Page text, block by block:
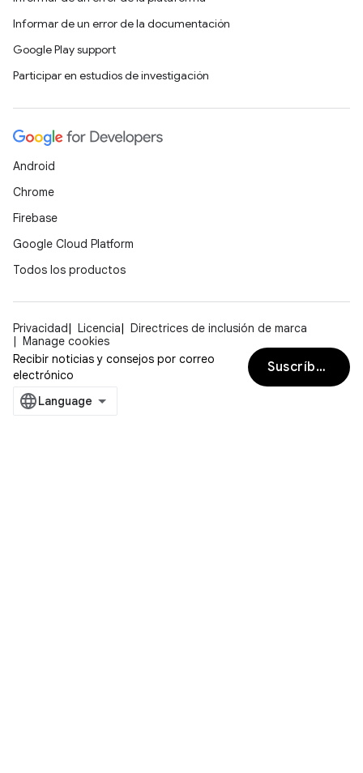
Informar de un error de la documentación
Google Play support
Participar en estudios de investigación
Android
Chrome
Firebase
Google Cloud Platform
Todos los productos
Privacidad Licencia
Directrices de inclusión de marca
Manage cookies
Recibir noticias y consejos por correo
electrónico
Suscríbete